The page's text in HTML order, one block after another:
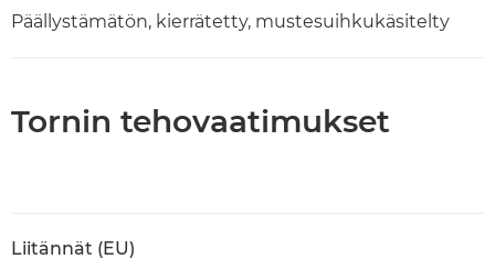
Päällystämätön, kierrätetty, mustesuihkukäsitelty
Tornin tehovaatimukset
Liitännät (EU)